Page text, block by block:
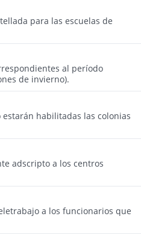
para las escuelas de
al período
de invierno).
habilitadas las colonias
adscripto a los centros
a los funcionarios que